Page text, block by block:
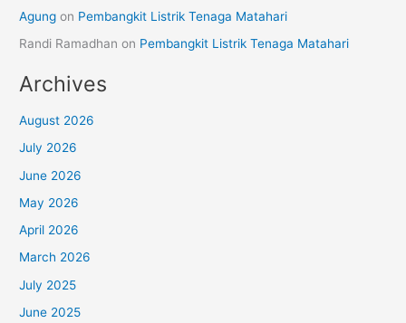
Agung on Pembangkit Listrik Tenaga Matahari
Randi Ramadhan on Pembangkit Listrik Tenaga Matahari
Archives
August 2026
July 2026
June 2026
May 2026
April 2026
March 2026
July 2025
June 2025